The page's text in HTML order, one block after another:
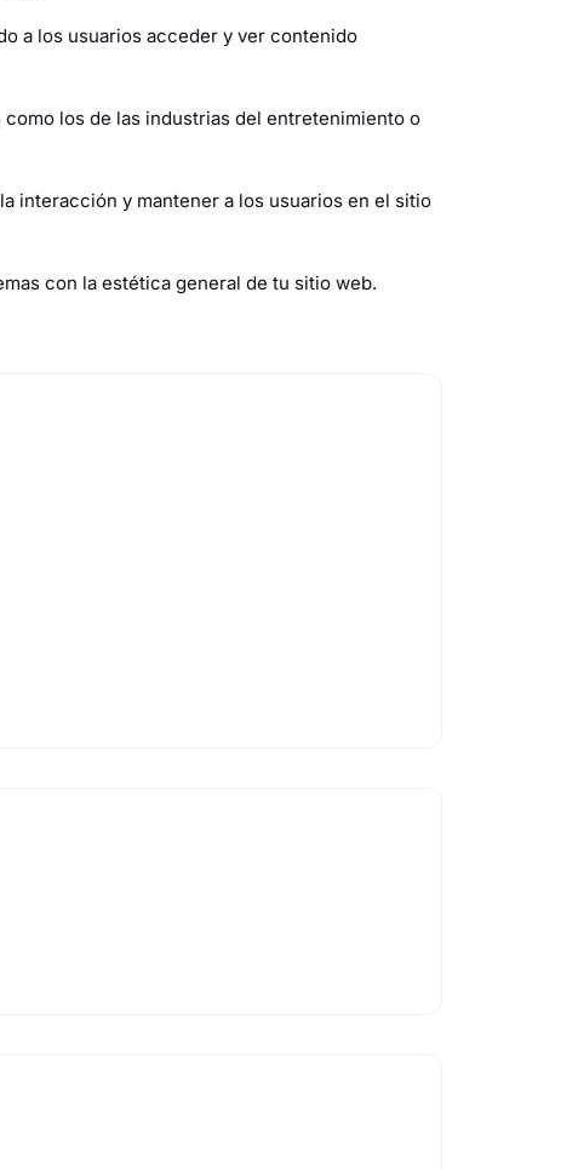
a los usuarios acceder y ver contenido
los de las industrias del entretenimiento o
interacción y mantener a los usuarios en el sitio
con la estética general de tu sitio web.